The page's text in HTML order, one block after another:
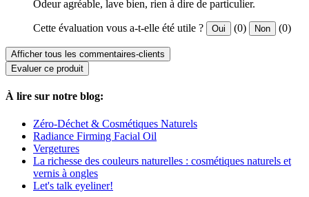
Odeur agréable, lave bien, rien à dire de particulier.
Cette évaluation vous a-t-elle été utile ? Oui (0) Non (0)
Afficher tous les commentaires-clients
Evaluer ce produit
À lire sur notre blog:
Zéro-Déchet & Cosmétiques Naturels
Radiance Firming Facial Oil
Vergetures
La richesse des couleurs naturelles : cosmétiques naturels et
vernis à ongles
Let's talk eyeliner!